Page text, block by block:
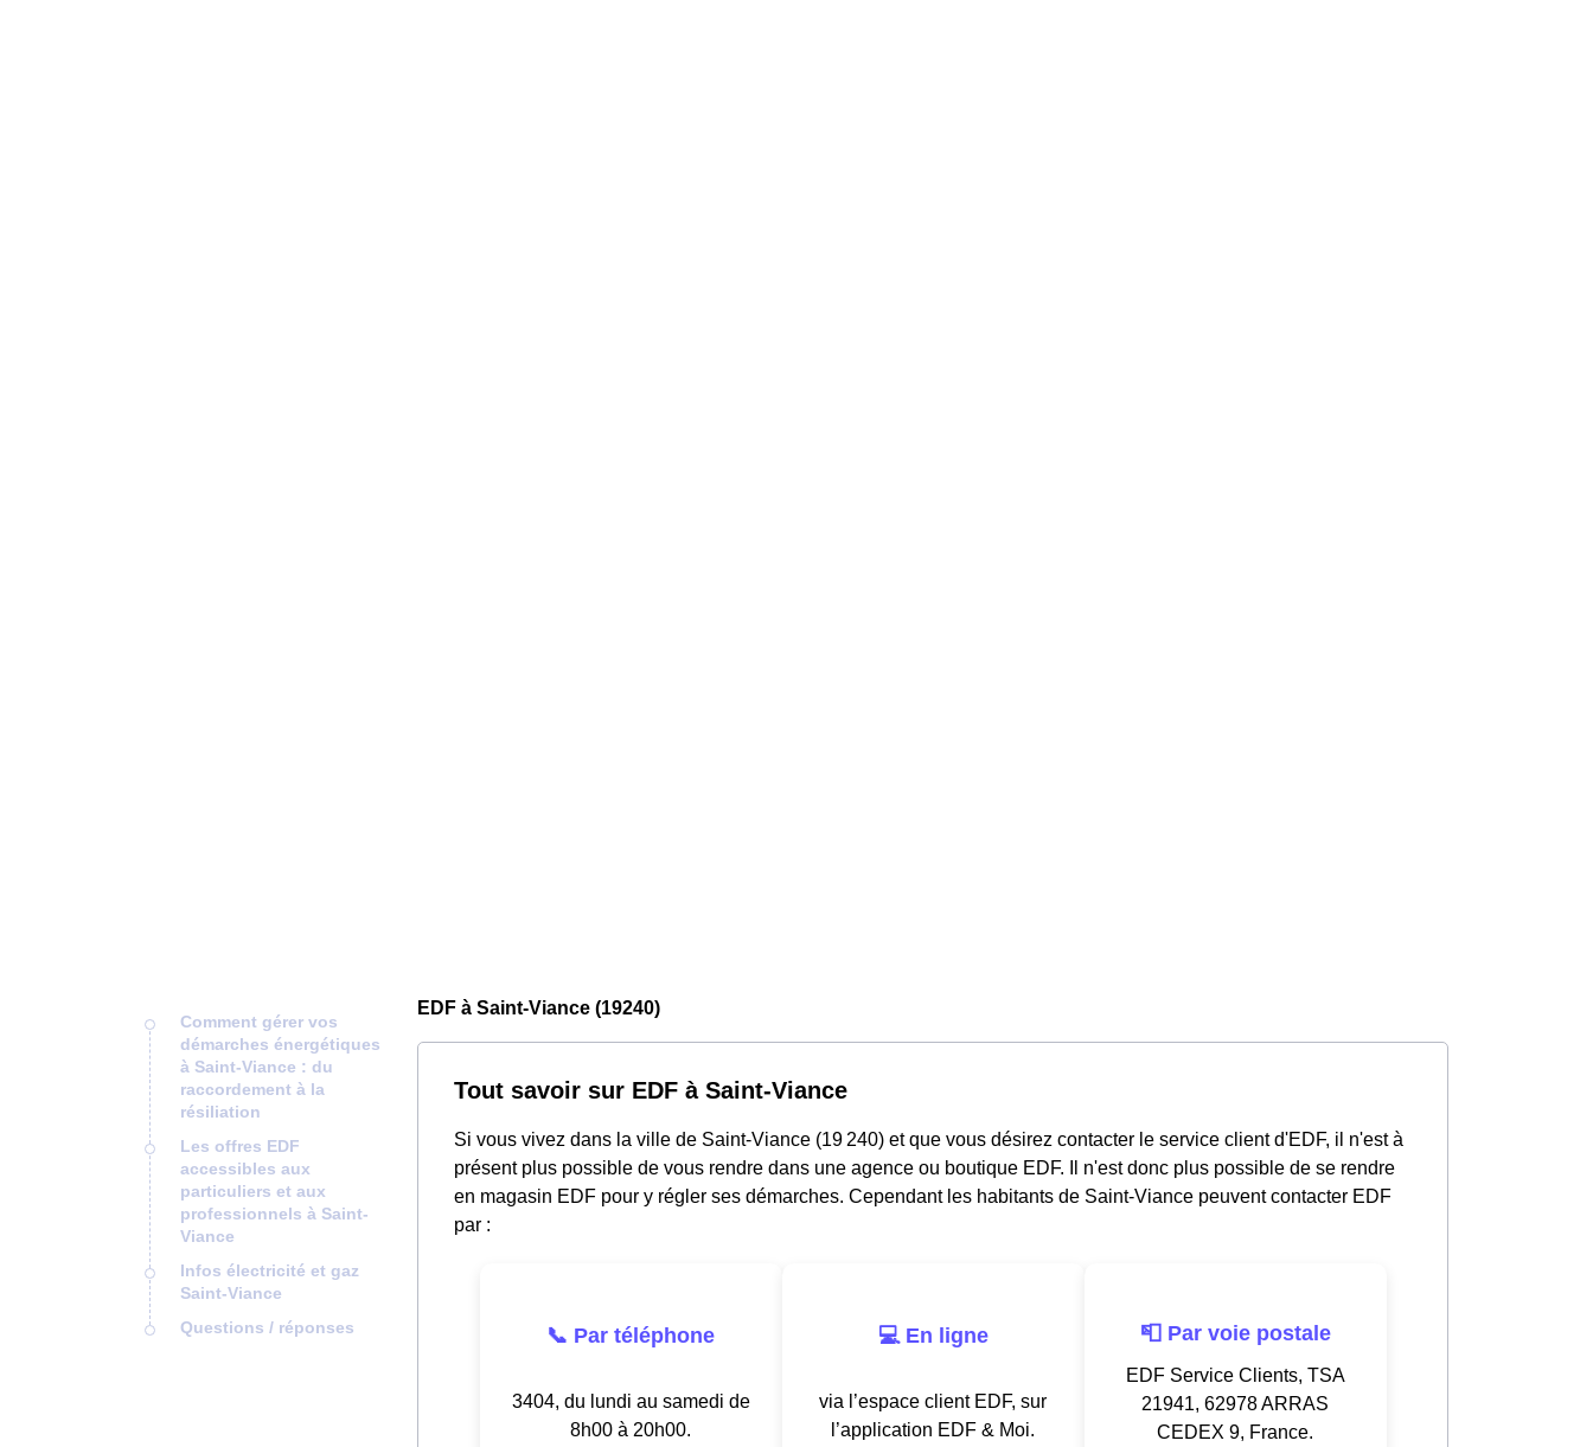
Comment gérer vos
démarches énergétiques
à Saint-Viance : du
raccordement à la
résiliation
Les offres EDF
accessibles aux
particuliers et aux
professionnels à Saint-
Viance
Infos électricité et gaz
Saint-Viance
Questions / réponses
EDF à Saint-Viance (19240)
Tout savoir sur EDF à Saint-Viance
Si vous vivez dans la ville de Saint-Viance (19 240) et que vous désirez contacter le service client d'EDF, il n'est à
présent plus possible de vous rendre dans une agence ou boutique EDF. Il n'est donc plus possible de se rendre
en magasin EDF pour y régler ses démarches. Cependant les habitants de Saint-Viance peuvent contacter EDF
par :
📞 Par téléphone
3404, du lundi au samedi de
8h00 à 20h00.
💻 En ligne
via l’espace client EDF, sur
l’application EDF & Moi.
📮 Par voie postale
EDF Service Clients, TSA
21941, 62978 ARRAS
CEDEX 9, France.